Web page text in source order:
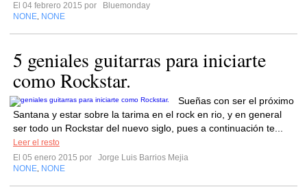
El 04 febrero 2015 por
Bluemonday
NONE NONE
5 geniales guitarras para iniciarte
como Rockstar.
Sueñas con ser el próximo
Santana y estar sobre la tarima en el rock en rio, y en general
ser todo un Rockstar del nuevo siglo, pues a continuación te...
Leer el resto
El 05 enero 2015 por
Jorge Luis Barrios Mejia
NONE NONE